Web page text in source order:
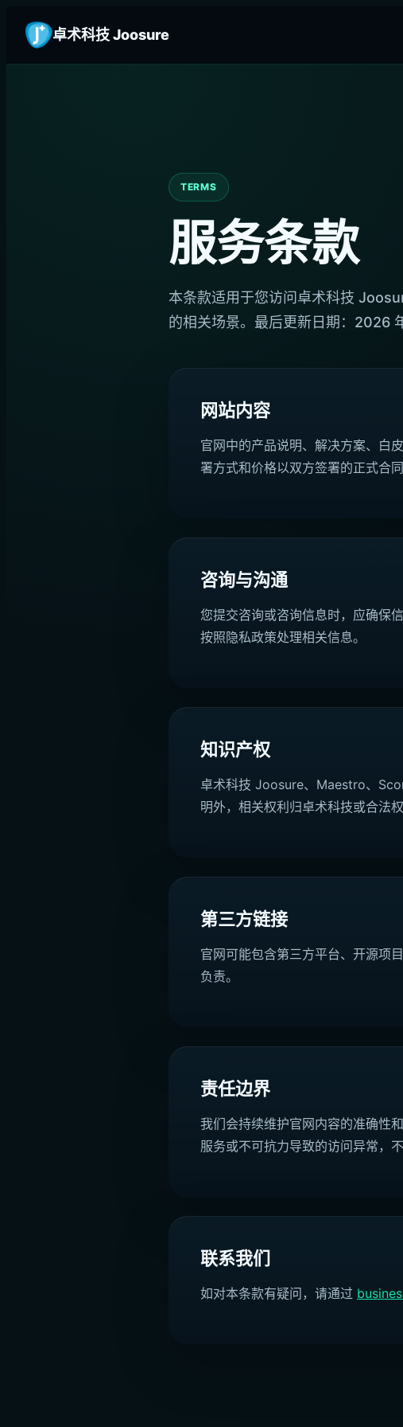
卓术科技 Joosure
TERMS
服务条款
本条款适用于您访问卓术科技
的相关场景。最后更新日期：2026
网站内容
官网中的产品说明、解决方案、白
署方式和价格以双方签署的正式合
咨询与沟通
您提交咨询或咨询信息时，应确保
按照隐私政策处理相关信息。
知识产权
卓术科技 Joosure、Maestro、
明外，相关权利归卓术科技或合法
第三方链接
官网可能包含第三方平台、开源项
负责。
责任边界
我们会持续维护官网内容的准确性
服务或不可抗力导致的访问异常，
联系我们
如对本条款有疑问，请通过